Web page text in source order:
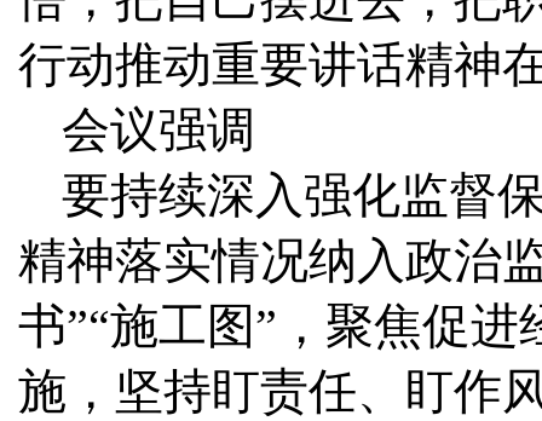
行动推动重要讲话精神
会议强调
要持续深入强化监督
精神落实情况纳入政治
书”“施工图”，聚焦促
施，坚持盯责任、盯作